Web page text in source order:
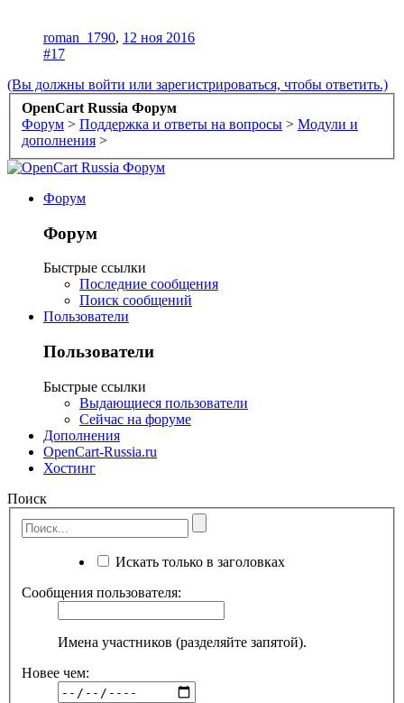
roman_1790, 12 ноя 2016
#17
(Вы должны войти или зарегистрироваться, чтобы ответить.)
OpenCart Russia Форум
Форум > Поддержка и ответы на вопросы > Модули и
дополнения >
Форум
Форум
Быстрые ссылки
Последние сообщения
Поиск сообщений
Пользователи
Пользователи
Быстрые ссылки
Выдающиеся пользователи
Сейчас на форуме
Дополнения
OpenCart-Russia.ru
Хостинг
Поиск
Искать только в заголовках
Сообщения пользователя:
Имена участников (разделяйте запятой).
Новее чем: